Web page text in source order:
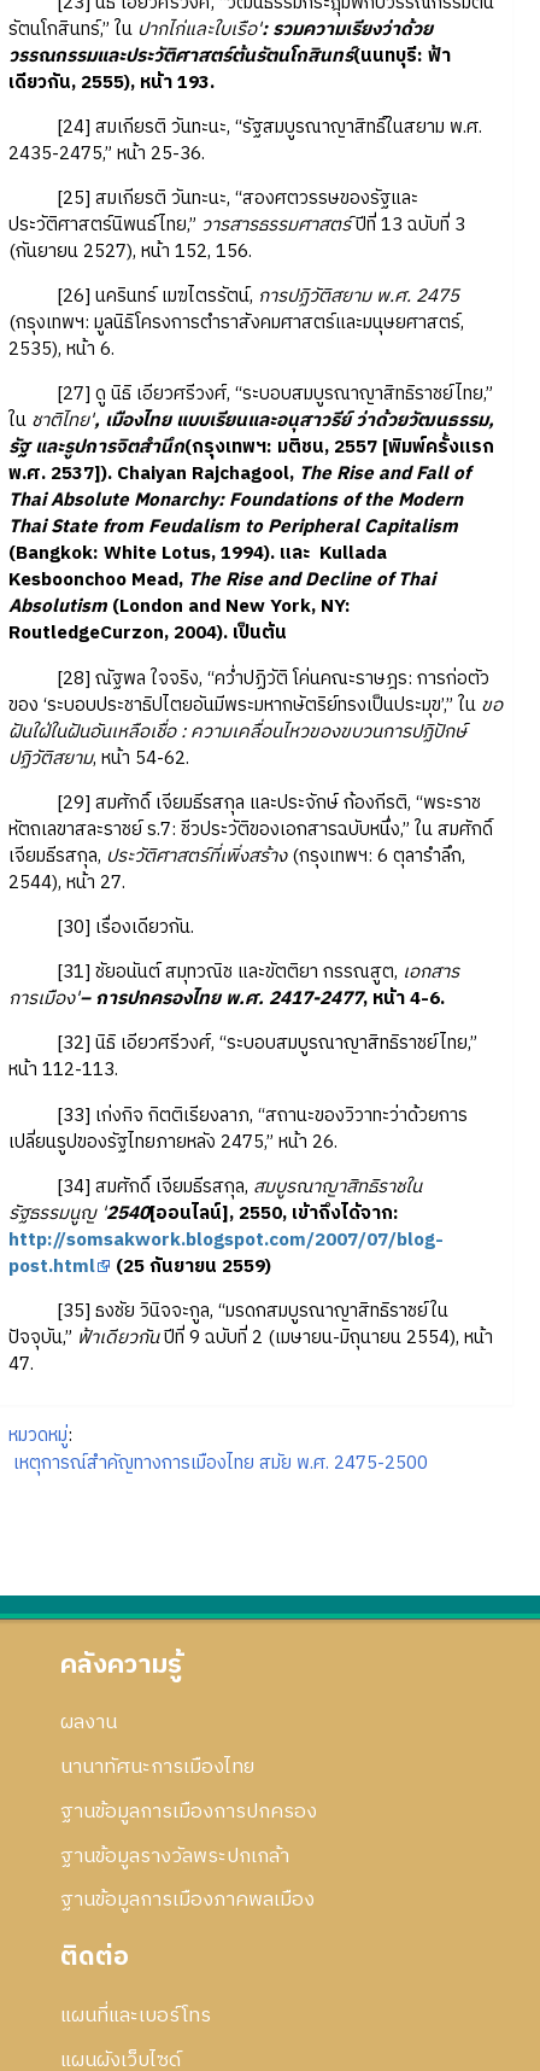
รัตนโกสินทร์,” ใน ปากไก่และใบเรือ': รวมความเรียงว่าด้วย
วรรณกรรมและประวัติศาสตร์ต้นรัตนโกสินทร์(นนทบุรี: ฟ้า
เดียวกัน, 2555), หน้า 193.
[24] สมเกียรติ วันทะนะ, “รัฐสมบูรณาญาสิทธิ์ในสยาม พ.ศ.
2435-2475,” หน้า 25-36.
[25] สมเกียรติ วันทะนะ, “สองศตวรรษของรัฐและ
ประวัติศาสตร์นิพนธ์ไทย,” วารสารธรรมศาสตร์ปีที่ 13 ฉบับที่ 3
(กันยายน 2527), หน้า 152, 156.
[26] นครินทร์ เมฆไตรรัตน์, การปฏิวัติสยาม พ.ศ. 2475
(กรุงเทพฯ: มูลนิธิโครงการตำราสังคมศาสตร์และมนุษยศาสตร์,
2535), หน้า 6.
[27] ดู นิธิ เอียวศรีวงศ์, “ระบอบสมบูรณาญาสิทธิราชย์ไทย,”
ใน ชาติไทย', เมืองไทย แบบเรียนและอนุสาวรีย์ ว่าด้วยวัฒนธรรม,
รัฐ และรูปการจิตสำนึก(กรุงเทพฯ: มติชน, 2557 [พิมพ์ครั้งแรก
พ.ศ. 2537]). Chaiyan Rajchagool, The Rise and Fall of
Thai Absolute Monarchy: Foundations of the Modern
Thai State from Feudalism to Peripheral Capitalism
(Bangkok: White Lotus, 1994). และ Kullada
Kesboonchoo Mead, The Rise and Decline of Thai
Absolutism(London and New York, NY:
RoutledgeCurzon, 2004). เป็นต้น
[28] ณัฐพล ใจจริง, “คว่ำปฏิวัติ โค่นคณะราษฎร: การก่อตัว
ของ ‘ระบอบประชาธิปไตยอันมีพระมหากษัตริย์ทรงเป็นประมุข’,” ใน ขอ
ฝันใฝ่ในฝันอันเหลือเชื่อ : ความเคลื่อนไหวของขบวนการปฏิปักษ์
ปฏิวัติสยาม, หน้า 54-62.
[29] สมศักดิ์ เจียมธีรสกุล และประจักษ์ ก้องกีรติ, “พระราช
หัตถเลขาสละราชย์ ร.7: ชีวประวัติของเอกสารฉบับหนึ่ง,” ใน สมศักดิ์
เจียมธีรสกุล, ประวัติศาสตร์ที่เพิ่งสร้าง(กรุงเทพฯ: 6 ตุลารำลึก,
2544), หน้า 27.
[30] เรื่องเดียวกัน.
[31] ชัยอนันต์ สมุทวณิช และขัตติยา กรรณสูต, เอกสาร
การเมือง'– การปกครองไทย พ.ศ. 2417-2477, หน้า 4-6.
[32] นิธิ เอียวศรีวงศ์, “ระบอบสมบูรณาญาสิทธิราชย์ไทย,”
หน้า 112-113.
[33] เก่งกิจ กิตติเรียงลาภ, “สถานะของวิวาทะว่าด้วยการ
เปลี่ยนรูปของรัฐไทยภายหลัง 2475,” หน้า 26.
[34] สมศักดิ์ เจียมธีรสกุล, สมบูรณาญาสิทธิราชใน
รัฐธรรมนูญ '2540[ออนไลน์], 2550, เข้าถึงได้จาก:
http://somsakwork.blogspot.com/2007/07/blog-
post.html
(25 กันยายน 2559)
[35] ธงชัย วินิจจะกูล, “มรดกสมบูรณาญาสิทธิราชย์ใน
ปัจจุบัน,” ฟ้าเดียวกันปีที่ 9 ฉบับที่ 2 (เมษายน-มิถุนายน 2554), หน้า
47.
หมวดหมู่:
เหตุการณ์สำคัญทางการเมืองไทย สมัย พ.ศ. 2475-2500
คลังความรู้
ผลงาน
นานาทัศนะการเมืองไทย
ฐานข้อมูลการเมืองการปกครอง
ฐานข้อมูลรางวัลพระปกเกล้า
ฐานข้อมูลการเมืองภาคพลเมือง
ติดต่อ
แผนที่และเบอร์โทร
แผนผังเว็บไซด์